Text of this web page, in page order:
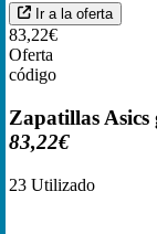
Ir a la oferta
83,22€
Oferta
código
Zapatillas
83,22€
23 Utilizado